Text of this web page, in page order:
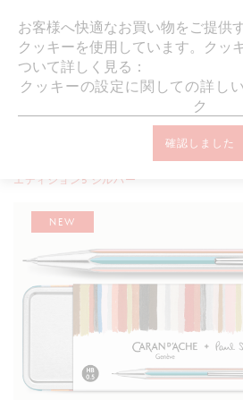
オンラインブティック ホーム 筆記具
【限定】849メカニカルペ
エディション5 シルバー
NEW
お客様へ快適なお買い物をご提供
クッキーを使用しています。クッ
ついて詳しく見る：
クッキーの設定に関しての詳し
ク
確認しました